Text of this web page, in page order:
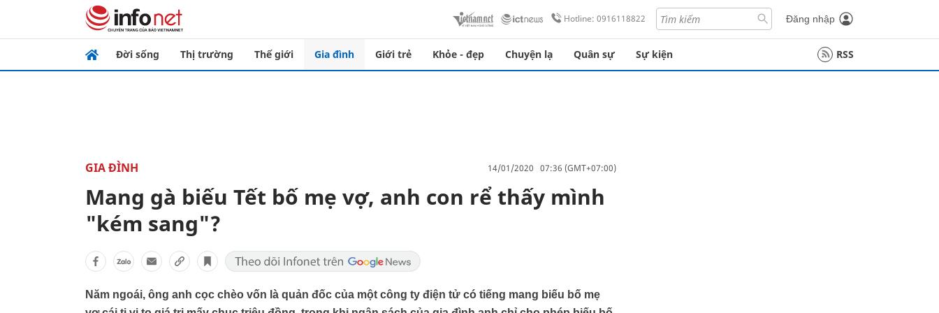
Hotline: 0916118822 Đăng nhập
Đời sống Thị trường Thế giới Gia đình Giới trẻ Khỏe - đẹp Chuyện lạ Quân sự Sự kiện RSS
GIA ĐÌNH 14/01/2020 07:36 (GMT+07:00)
Mang gà biếu Tết bố mẹ vợ, anh con rể thấy mình
"kém sang"?
Năm ngoái, ông anh cọc chèo vốn là quản đốc của một công ty điện tử có tiếng mang biếu bố mẹ